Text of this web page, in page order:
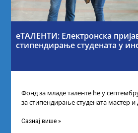
еТАЛЕНТИ: Електронска
стипендирање студената у
Фонд за младе таленте ће у
за стипендирање студената мастер и
Сазнај више »